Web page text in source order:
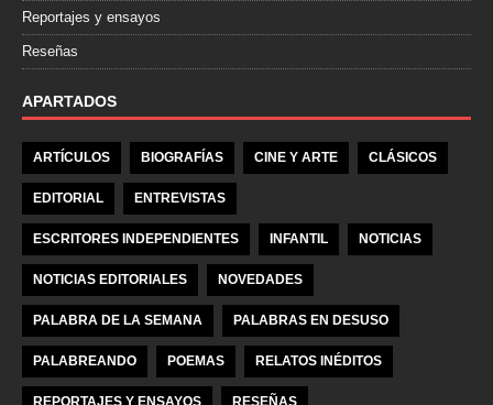
Reportajes y ensayos
Reseñas
APARTADOS
ARTÍCULOS BIOGRAFÍAS CINE Y ARTE CLÁSICOS
EDITORIAL ENTREVISTAS
ESCRITORES INDEPENDIENTES INFANTIL NOTICIAS
NOTICIAS EDITORIALES NOVEDADES
PALABRA DE LA SEMANA PALABRAS EN DESUSO
PALABREANDO POEMAS RELATOS INÉDITOS
REPORTAJES Y ENSAYOS RESEÑAS